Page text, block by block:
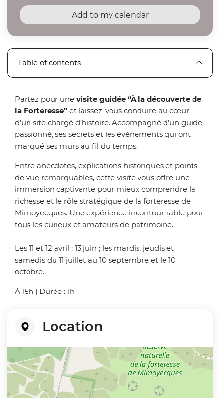
Add to my calendar
Table of contents
Partez pour une visite guidée “À la découverte de
la Forteresse” et laissez-vous conduire au cœur
d’un site chargé d’histoire. Accompagné d’un guide
passionné, ses secrets et les événements qui ont
marqué ses murs au fil du temps.
Entre anecdotes, explications historiques et points
de vue remarquables, cette visite vous offre une
immersion captivante pour mieux comprendre la
richesse et le rôle stratégique de la forteresse de
Mimoyecques. Une expérience incontournable pour
tous les curieux et amateurs de patrimoine.
Les 11 et 12 avril ; 13 juin ; les mardis, jeudis et
samedis du 11 juillet au 10 septembre et le 10
octobre.
À 15h | Durée : 1h
Location
+
−